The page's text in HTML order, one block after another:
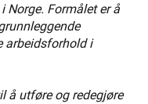
Norge. Formålet er å
arbeidsforhold i
å utføre og redegjøre